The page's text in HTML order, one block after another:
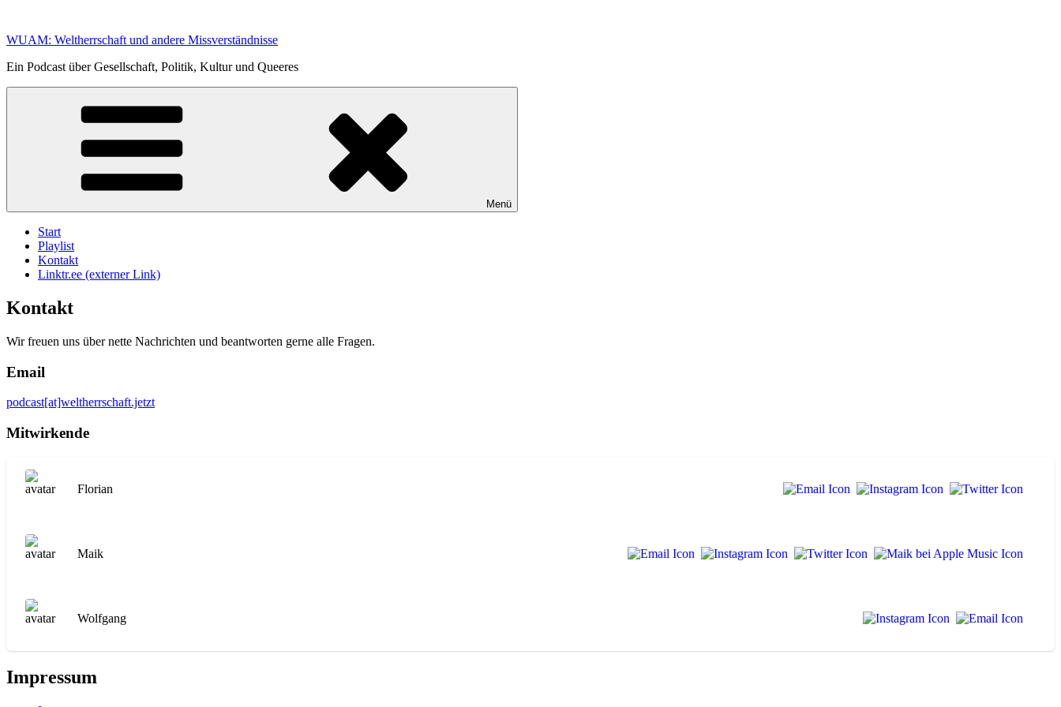
springen
WUAM: Weltherrschaft und andere Missverständnisse
Ein Podcast über Gesellschaft, Politik, Kultur und Queeres
Menü
Start
Playlist
Kontakt
Linktr.ee (externer Link)
Kontakt
Wir freuen uns über nette Nachrichten und beantworten gerne alle Fragen.
Email
podcast[at]weltherrschaft.jetzt
Mitwirkende
Florian
Maik
Wolfgang
Impressum